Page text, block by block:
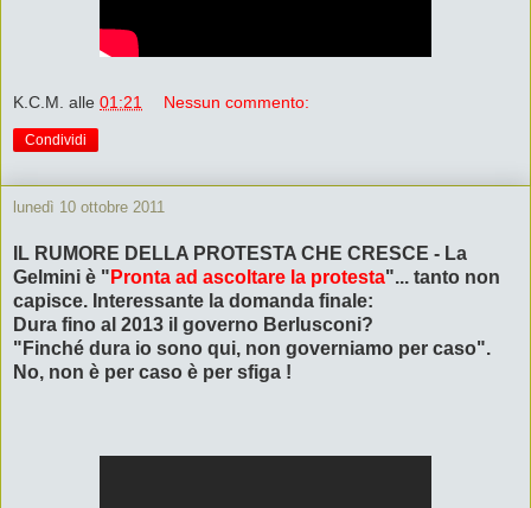
K.C.M. alle 01:21 Nessun commento:
Condividi
lunedì 10 ottobre 2011
IL RUMORE DELLA PROTESTA CHE CRESCE - La
Gelmini è " Pronta ad ascoltare la protesta"... tanto non
capisce. Interessante la domanda finale:
Dura fino al 2013 il governo Berlusconi?
"Finché dura io sono qui, non governiamo per caso".
No, non è per caso è per sfiga !